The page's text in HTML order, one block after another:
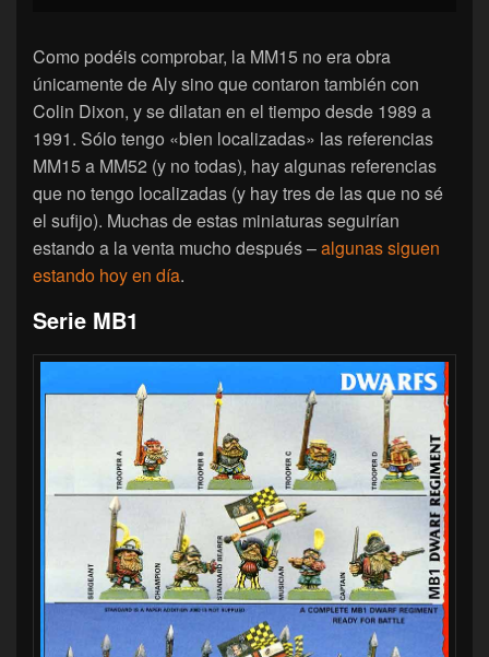
Como podéis comprobar, la MM15 no era obra
únicamente de Aly sino que contaron también con
Colin Dixon, y se dilatan en el tiempo desde 1989 a
1991. Sólo tengo «bien localizadas» las referencias
MM15 a MM52 (y no todas), hay algunas referencias
que no tengo localizadas (y hay tres de las que no sé
el sufijo). Muchas de estas miniaturas seguirían
estando a la venta mucho después –algunas siguen
estando hoy en día.
Serie MB1